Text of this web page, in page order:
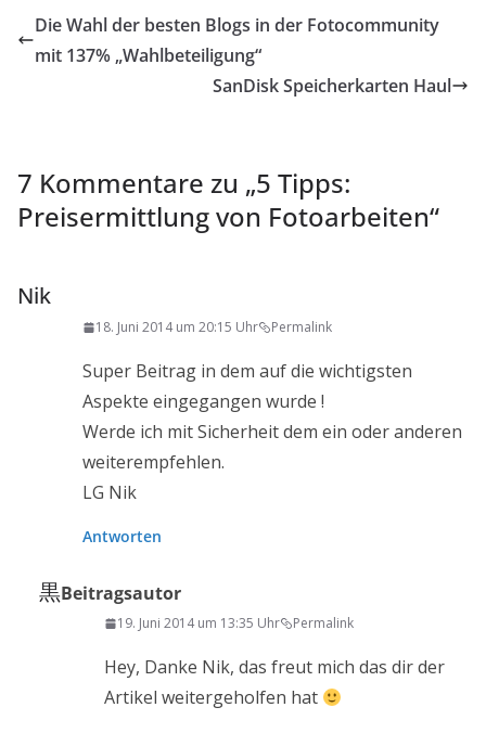
Die Wahl der besten Blogs in der Fotocommunity
mit 137% „Wahlbeteiligung“
SanDisk Speicherkarten Haul
7 Kommentare zu „5 Tipps:
Preisermittlung von Fotoarbeiten“
Nik
18. Juni 2014 um 20:15 Uhr Permalink
Super Beitrag in dem auf die wichtigsten
Aspekte eingegangen wurde !
Werde ich mit Sicherheit dem ein oder anderen
weiterempfehlen.
LG Nik
Antworten
黒Beitragsautor
19. Juni 2014 um 13:35 Uhr Permalink
Hey, Danke Nik, das freut mich das dir der
Artikel weitergeholfen hat